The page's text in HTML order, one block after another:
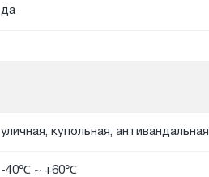
да
уличная, купольная, антивандальная
-40℃ ~ +60℃